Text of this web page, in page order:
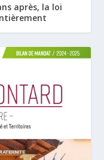
après, la loi